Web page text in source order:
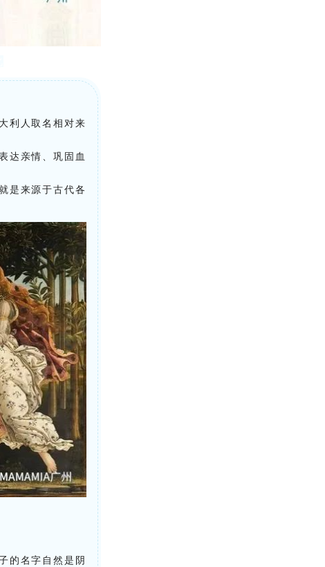
利人取名相对来
达亲情、巩固血
是来源于古代各
的名字自然是阴